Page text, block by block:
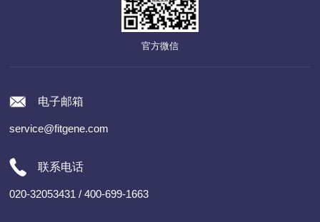
官方微信
电子邮箱
service@fitgene.com
联系电话
020-32053431 / 400-699-1663